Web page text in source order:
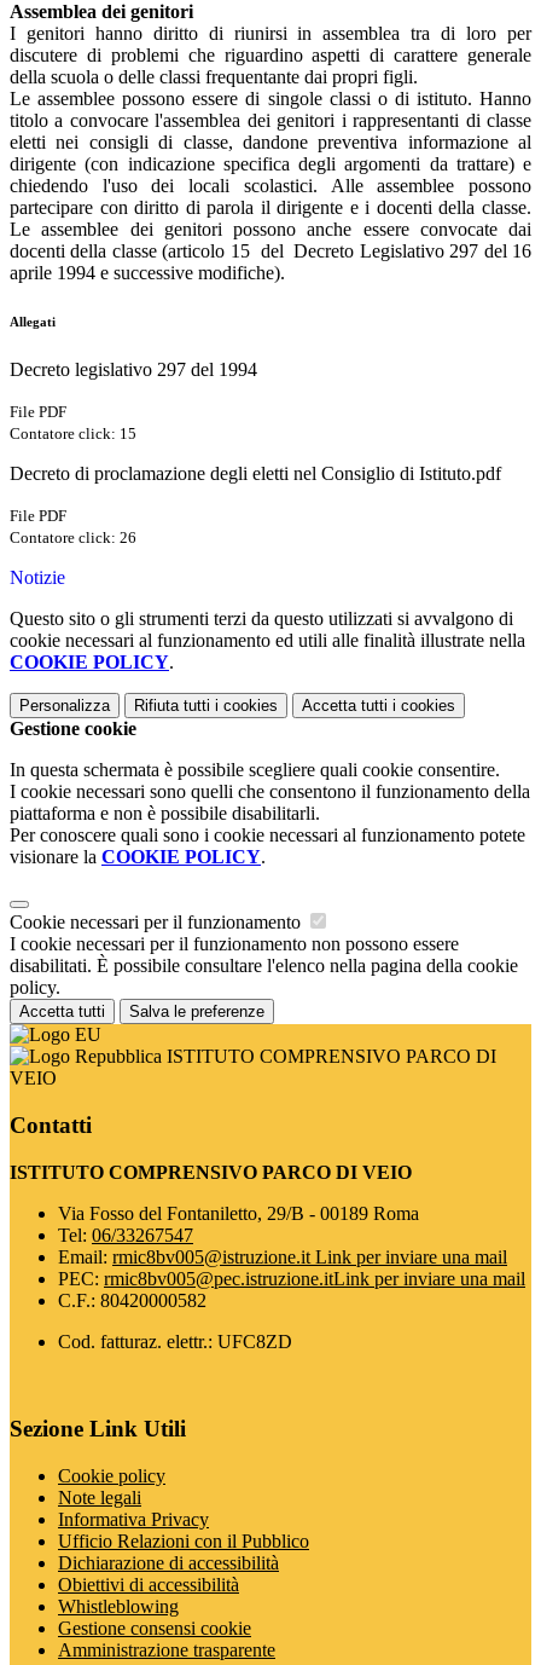
Assemblea dei genitori
I genitori hanno diritto di riunirsi in assemblea tra di loro per
discutere di problemi che riguardino aspetti di carattere generale
della scuola o delle classi frequentante dai propri figli.
Le assemblee possono essere di singole classi o di istituto. Hanno
titolo a convocare l'assemblea dei genitori i rappresentanti di classe
eletti nei consigli di classe, dandone preventiva informazione al
dirigente (con indicazione specifica degli argomenti da trattare) e
chiedendo l'uso dei locali scolastici. Alle assemblee possono
partecipare con diritto di parola il dirigente e i docenti della classe.
Le assemblee dei genitori possono anche essere convocate dai
docenti della classe (articolo 15 del Decreto Legislativo 297 del 16
aprile 1994 e successive modifiche).
Allegati
Decreto legislativo 297 del 1994
File PDF
Contatore click: 15
Decreto di proclamazione degli eletti nel Consiglio di Istituto.pdf
File PDF
Contatore click: 26
Notizie
Questo sito o gli strumenti terzi da questo utilizzati si avvalgono di
cookie necessari al funzionamento ed utili alle finalità illustrate nella
COOKIE POLICY.
Personalizza Rifiuta tutti i cookies Accetta tutti i cookies
Gestione cookie
In questa schermata è possibile scegliere quali cookie consentire.
I cookie necessari sono quelli che consentono il funzionamento della
piattaforma e non è possibile disabilitarli.
Per conoscere quali sono i cookie necessari al funzionamento potete
visionare la COOKIE POLICY.
Cookie necessari per il funzionamento
I cookie necessari per il funzionamento non possono essere
disabilitati. È possibile consultare l'elenco nella pagina della cookie
policy.
Accetta tutti Salva le preferenze
ISTITUTO COMPRENSIVO PARCO DI
VEIO
Contatti
ISTITUTO COMPRENSIVO PARCO DI VEIO
Via Fosso del Fontaniletto, 29/B - 00189 Roma
Tel: 06/33267547
Email: rmic8bv005@istruzione.it Link per inviare una mail
PEC: rmic8bv005@pec.istruzione.itLink per inviare una mail
C.F.: 80420000582
Cod. fatturaz. elettr.: UFC8ZD
Sezione Link Utili
Cookie policy
Note legali
Informativa Privacy
Ufficio Relazioni con il Pubblico
Dichiarazione di accessibilità
Obiettivi di accessibilità
Whistleblowing
Gestione consensi cookie
Amministrazione trasparente